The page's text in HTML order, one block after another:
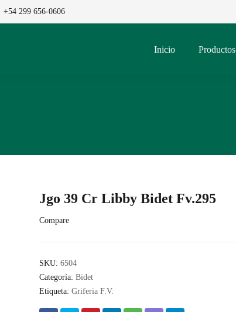
+54 299 656-0606
Inicio Productos
Jgo 39 Cr Libby Bidet Fv.295
Compare
SKU: 6504
Categoría: Bidet
Etiqueta: Griferia F.V.